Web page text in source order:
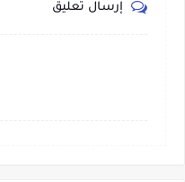
إرسال تعليق